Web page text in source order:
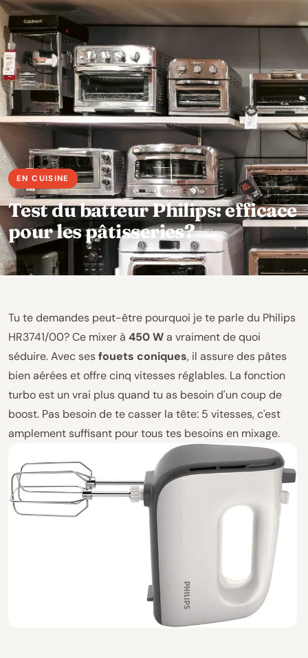
Test du batteur Philips: efficace
pour les pâtisseries?
Tu te demandes peut-être pourquoi je te parle du Philips
HR3741/00? Ce mixer à 450 Wa vraiment de quoi
séduire. Avec sesfouets coniques, il assure des pâtes
bien aérées et offre cinq vitesses réglables. La fonction
turbo est un vrai plus quand tu as besoin d'un coup de
boost. Pas besoin de te casser la tête: 5 vitesses, c'est
amplement suffisant pour tous tes besoins en mixage.